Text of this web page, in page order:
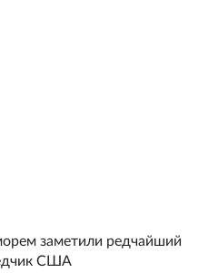
заметили редчайший
США